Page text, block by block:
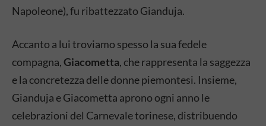
Napoleone), fu ribattezzato Gianduja.
Accanto a lui troviamo spesso la sua fedele
compagna,Giacometta, che rappresenta la saggezza
e la concretezza delle donne piemontesi. Insieme,
Gianduja e Giacometta aprono ogni anno le
celebrazioni del Carnevale torinese, distribuendo